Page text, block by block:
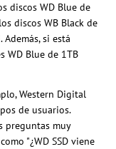
discos WD Blue de
discos WB Black de
si está
WD Blue de 1TB
Western Digital
de usuarios.
preguntas muy
"¿WD SSD viene